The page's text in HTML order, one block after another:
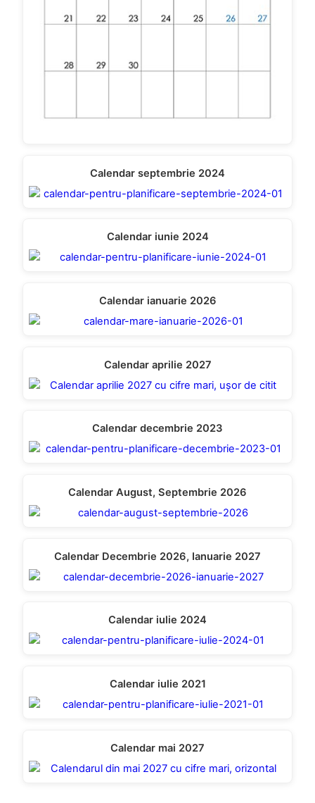
Calendar septembrie 2024
Calendar iunie 2024
Calendar ianuarie 2026
Calendar aprilie 2027
Calendar decembrie 2023
Calendar August, Septembrie 2026
Calendar Decembrie 2026, Ianuarie 2027
Calendar iulie 2024
Calendar iulie 2021
Calendar mai 2027